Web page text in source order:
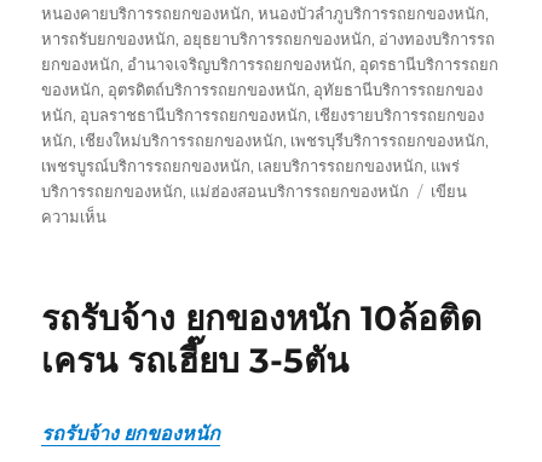
หนองคายบริการรถยกของหนัก,หนองบัวลำภูบริการรถยกของหนัก,
หารถรับยกของหนัก, อยุธยาบริการรถยกของหนัก, อ่างทองบริการรถ
ยกของหนัก, อำนาจเจริญบริการรถยกของหนัก, อุดรธานีบริการรถยก
ของหนัก, อุตรดิตถ์บริการรถยกของหนัก, อุทัยธานีบริการรถยกของ
หนัก, อุบลราชธานีบริการรถยกของหนัก, เชียงรายบริการรถยกของ
หนัก, เชียงใหม่บริการรถยกของหนัก, เพชรบุรีบริการรถยกของหนัก,
เพชรบูรณ์บริการรถยกของหนัก, เลยบริการรถยกของหนัก, แพร่
บริการรถยกของหนัก, แม่ฮ่องสอนบริการรถยกของหนัก
เขียน
ความเห็นบน
ของ
10ล้อ
เครน
รถรับจ้าง ยกของหนัก 10ล้อติด
เครน รถเฮี๊ยบ 3-5ตัน
รถรับจ้าง ยกของหนัก